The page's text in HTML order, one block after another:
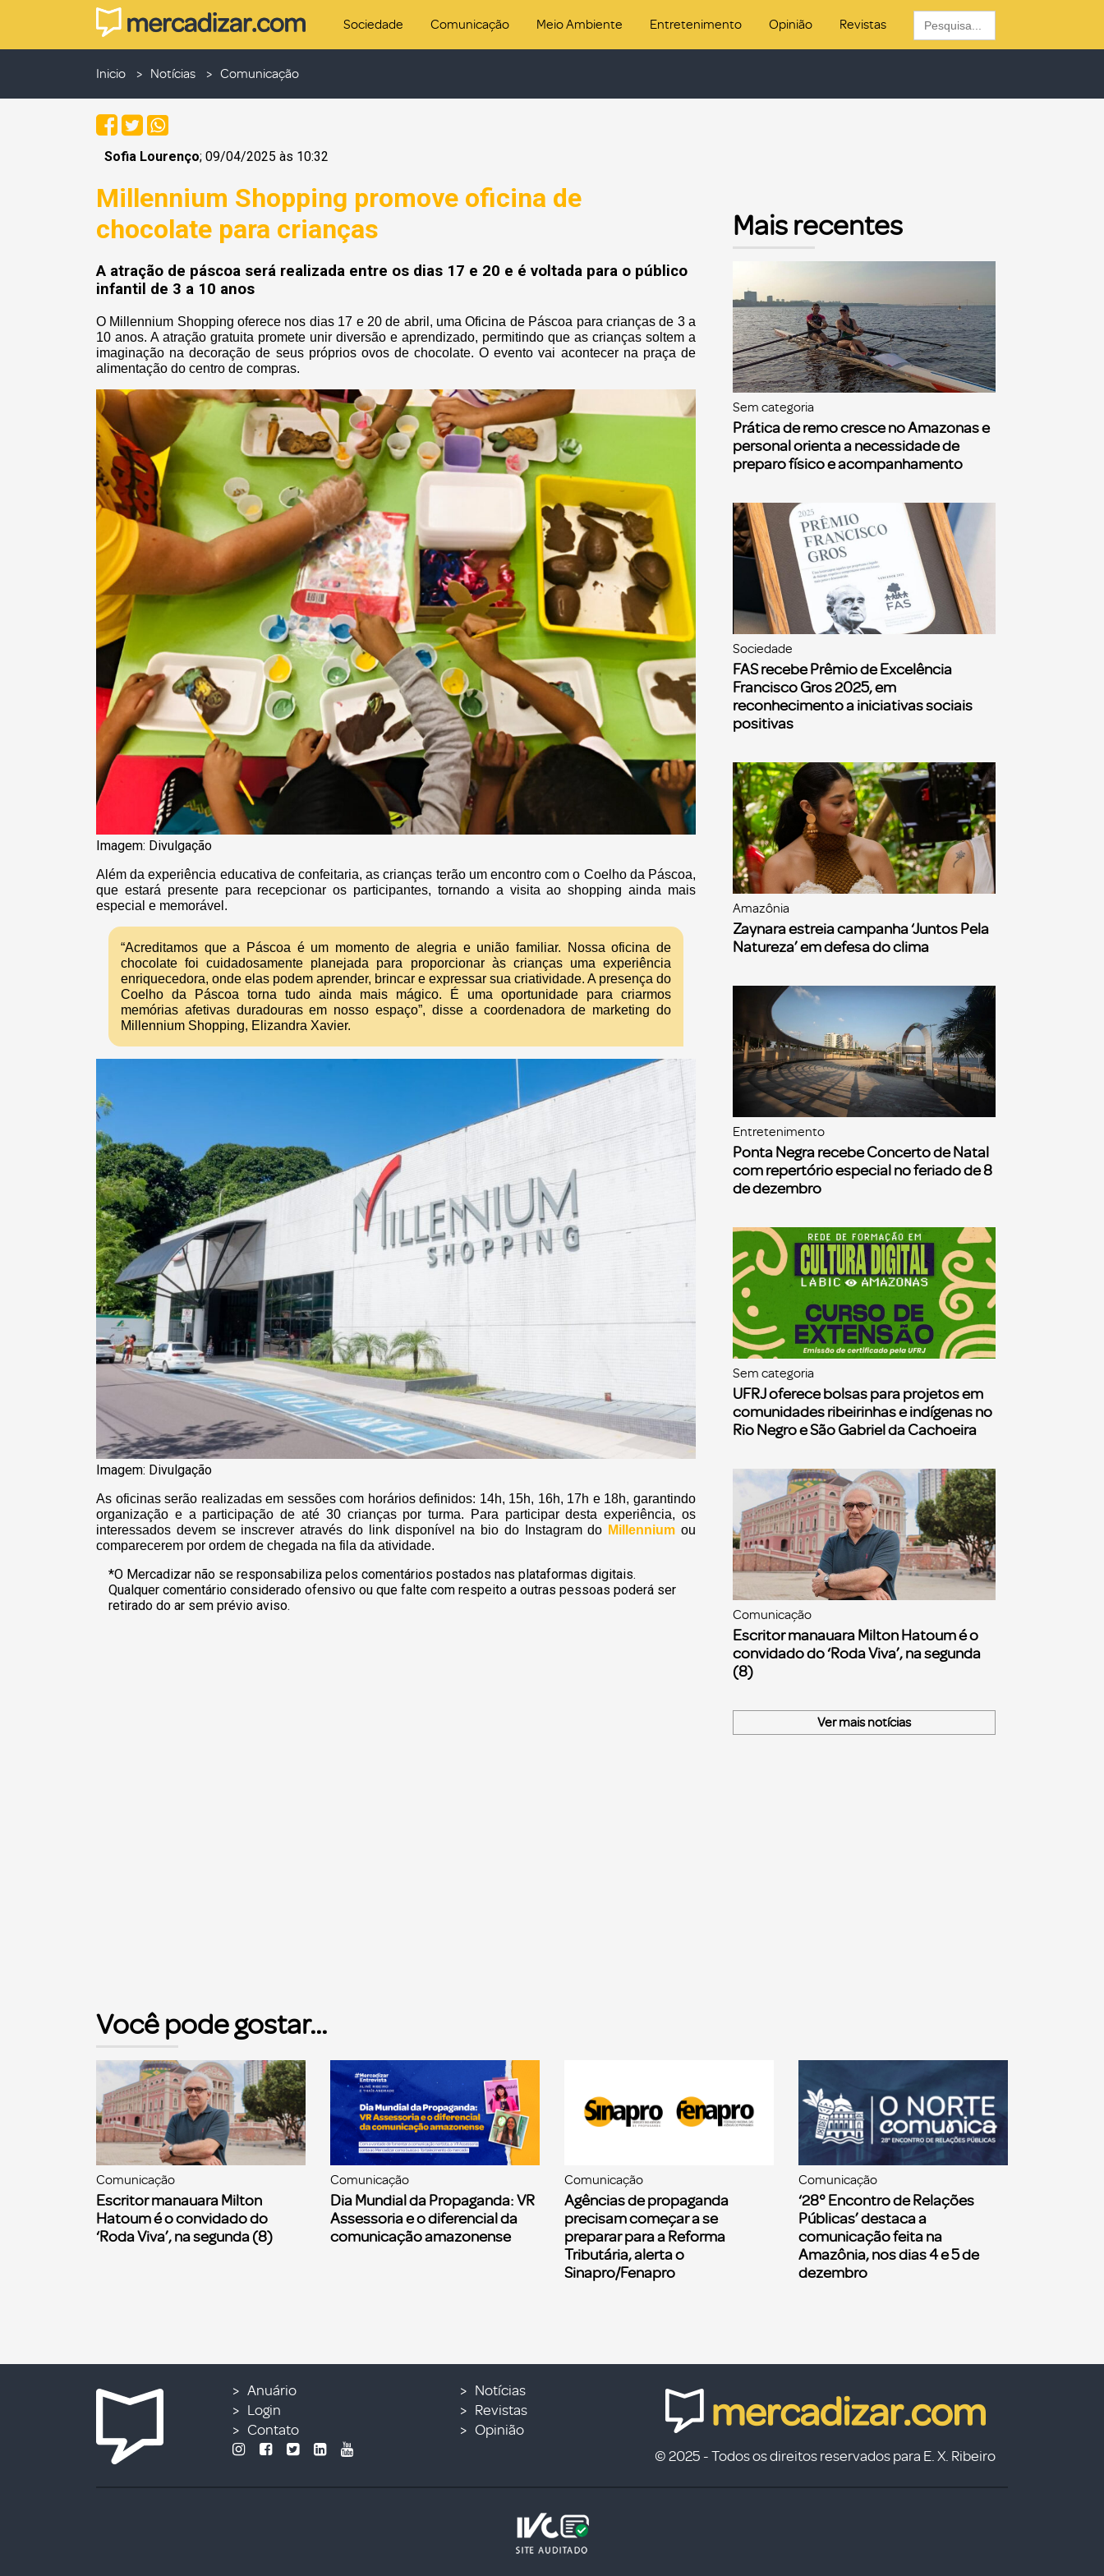
Sociedade Comunicação Meio Ambiente Entretenimento Opinião Revistas
Search
for:
Inicio Notícias Comunicação
Sofia Lourenço; 09/04/2025 às 10:32
Millennium Shopping promove oficina de
chocolate para crianças
A atração de páscoa será realizada entre os dias 17 e 20 e é voltada para o público
infantil de 3 a 10 anos
O Millennium Shopping oferece nos dias 17 e 20 de abril, uma Oficina de Páscoa para crianças de 3 a
10 anos. A atração gratuita promete unir diversão e aprendizado, permitindo que as crianças soltem a
imaginação na decoração de seus próprios ovos de chocolate. O evento vai acontecer na praça de
alimentação do centro de compras.
Imagem: Divulgação
Além da experiência educativa de confeitaria, as crianças terão um encontro com o Coelho da Páscoa,
que estará presente para recepcionar os participantes, tornando a visita ao shopping ainda mais
especial e memorável.
“Acreditamos que a Páscoa é um momento de alegria e união familiar. Nossa oficina de
chocolate foi cuidadosamente planejada para proporcionar às crianças uma experiência
enriquecedora, onde elas podem aprender, brincar e expressar sua criatividade. A presença do
Coelho da Páscoa torna tudo ainda mais mágico. É uma oportunidade para criarmos
memórias afetivas duradouras em nosso espaço”, disse a coordenadora de marketing do
Millennium Shopping, Elizandra Xavier.
Imagem: Divulgação
As oficinas serão realizadas em sessões com horários definidos: 14h, 15h, 16h, 17h e 18h, garantindo
organização e a participação de até 30 crianças por turma. Para participar desta experiência, os
interessados devem se inscrever através do link disponível na bio do Instagram do Millennium ou
comparecerem por ordem de chegada na fila da atividade.
*O Mercadizar não se responsabiliza pelos comentários postados nas plataformas digitais.
Qualquer comentário considerado ofensivo ou que falte com respeito a outras pessoas poderá ser
retirado do ar sem prévio aviso.
Mais recentes
Sem categoria
Prática de remo cresce no Amazonas e
personal orienta a necessidade de
preparo físico e acompanhamento
Sociedade
FAS recebe Prêmio de Excelência
Francisco Gros 2025, em
reconhecimento a iniciativas sociais
positivas
Amazônia
Zaynara estreia campanha ‘Juntos Pela
Natureza’ em defesa do clima
Entretenimento
Ponta Negra recebe Concerto de Natal
com repertório especial no feriado de 8
de dezembro
Sem categoria
UFRJ oferece bolsas para projetos em
comunidades ribeirinhas e indígenas no
Rio Negro e São Gabriel da Cachoeira
Comunicação
Escritor manauara Milton Hatoum é o
convidado do ‘Roda Viva’, na segunda
(8)
Ver mais notícias
Você pode gostar...
Comunicação
Escritor manauara Milton
Hatoum é o convidado do
‘Roda Viva’, na segunda (8)
Comunicação
Dia Mundial da Propaganda: VR
Assessoria e o diferencial da
comunicação amazonense
Comunicação
Agências de propaganda
precisam começar a se
preparar para a Reforma
Tributária, alerta o
Sinapro/Fenapro
Comunicação
‘28° Encontro de Relações
Públicas’ destaca a
comunicação feita na
Amazônia, nos dias 4 e 5 de
dezembro
Anuário
Login
Contato
Notícias
Revistas
Opinião
© 2025 - Todos os direitos reservados para E. X. Ribeiro